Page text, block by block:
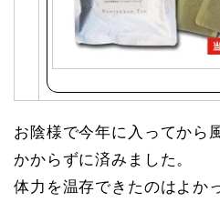
お陰様で今年に入ってから
かからずに済みました。
体力を温存できたのはよか